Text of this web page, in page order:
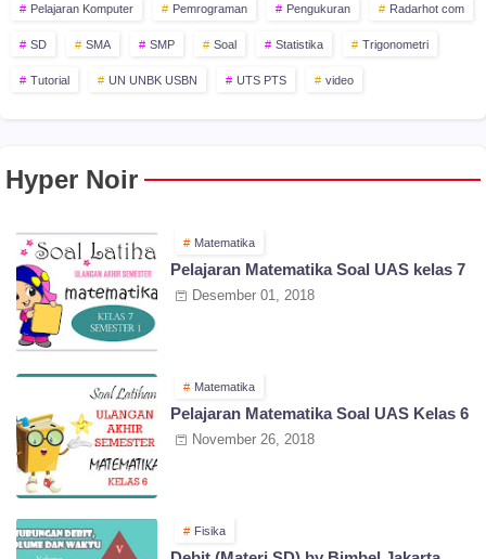
Pelajaran Komputer Pemrograman Pengukuran Radarhot com
SD SMA SMP Soal Statistika Trigonometri
Tutorial UN UNBK USBN UTS PTS video
Hyper Noir
Matematika
Pelajaran Matematika Soal UAS kelas 7
Desember 01, 2018
Matematika
Pelajaran Matematika Soal UAS Kelas 6
November 26, 2018
Fisika